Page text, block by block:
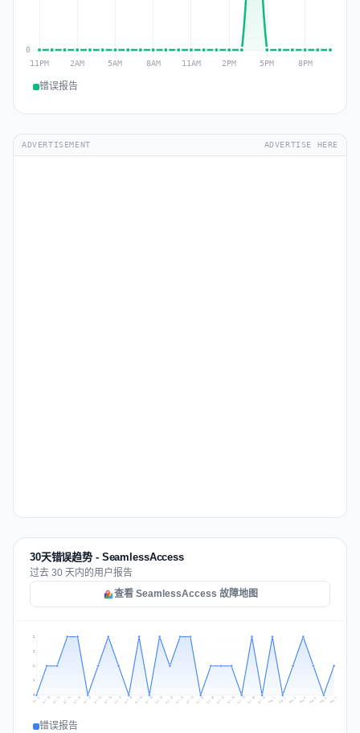
错误报告
ADVERTISEMENT ADVERTISE HERE
30天错误趋势 - SeamlessAccess
过去 30 天内的用户报告
查看 SeamlessAccess 故障地图
1
1
2
2
Jul 9 Jul 10 Jul 11 Jul 12 Jul 13 Jul 14 Jul 15 Jul 16 Jul 17 Jul 18 Jul 19 Jul 20 Jul 21 Jul 22 Jul 23 Jul 24 Jul 25 Jul 26 Jul 27 Jul 28 Jul 29 Jul 30 Jul 31 Aug 1 Aug 2 Aug 3 Aug 4 Aug 5 Aug 6 Aug 7
错误报告